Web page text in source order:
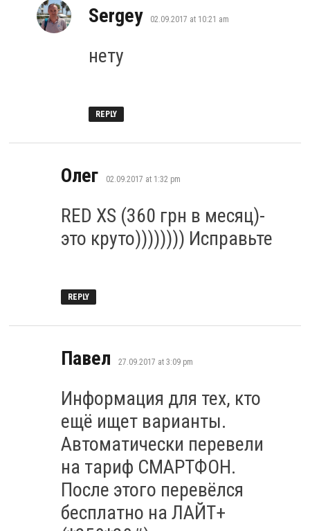
Sergey says:
02.09.2017 at 10:21 am
нету
REPLY
Олег says:
02.09.2017 at 1:32 pm
RED XS (360 грн в месяц)-
это круто)))))))) Исправьте
REPLY
Павел says:
27.09.2017 at 3:09 pm
Информация для тех, кто
ещё ищет варианты.
Автоматически перевели
на тариф СМАРТФОН.
После этого перевёлся
бесплатно на ЛАЙТ+